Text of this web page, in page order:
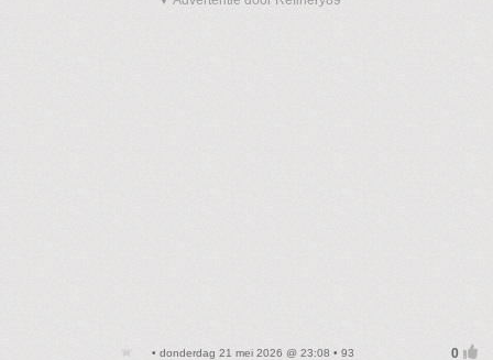
• donderdag 21 mei 2026 @ 23:08 • 93